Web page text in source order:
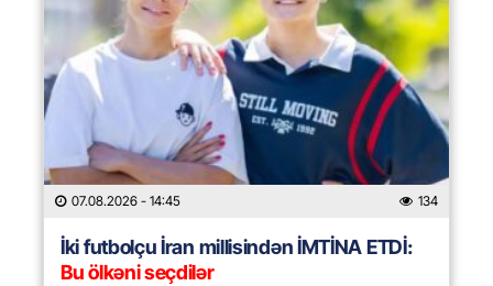
07.08.2026 - 14:45 134
İki futbolçu İran millisindən İMTİNA ETDİ:
Bu ölkəni seçdilər